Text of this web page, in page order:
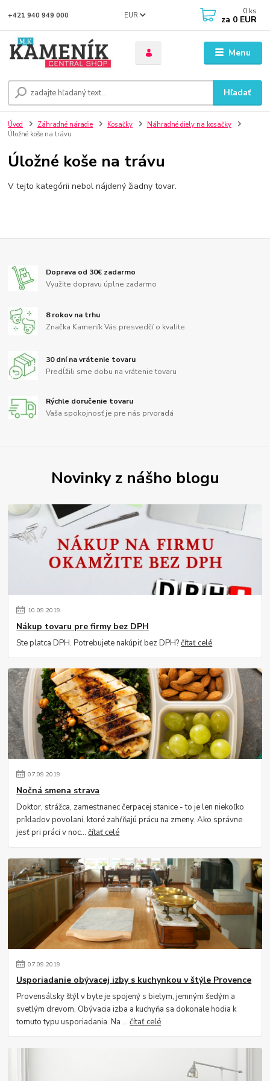
Menu
EUR
Hľadať
+421 940 949 000 0 ks
za 0 EUR
Úvod Záhradné náradie Kosačky
Náhradné diely na kosačky
Úložné koše na trávu
Úložné koše na trávu
V tejto kategórii nebol nájdený žiadny tovar.
Doprava od 30€ zadarmo
Využite dopravu úplne zadarmo
8 rokov na trhu
Značka Kameník Vás presvedčí o kvalite
30 dní na vrátenie tovaru
Predĺžili sme dobu na vrátenie tovaru
Rýchle doručenie tovaru
Vaša spokojnosť je pre nás prvoradá
Novinky z nášho blogu
10.09.2019
Nákup tovaru pre firmy bez DPH
Ste platca DPH. Potrebujete nakúpiť bez DPH?čítať celé
07.09.2019
Nočná smena strava
Doktor, strážca, zamestnanec čerpacej stanice - to je len niekoľko
príkladov povolaní, ktoré zahŕňajú prácu na zmeny. Ako správne
jesť pri práci v noc...čítať celé
07.09.2019
Usporiadanie obývacej izby s kuchynkou v štýle Provence
Provensálsky štýl v byte je spojený s bielym, jemným šedým a
svetlým drevom. Obývacia izba a kuchyňa sa dokonale hodia k
tomuto typu usporiadania. Na ...čítať celé